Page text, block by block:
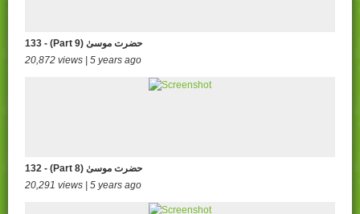
133 - (Part 9) حضرت موسیٰ
20,872 views | 5 years ago
132 - (Part 8) حضرت موسیٰ
20,291 views | 5 years ago